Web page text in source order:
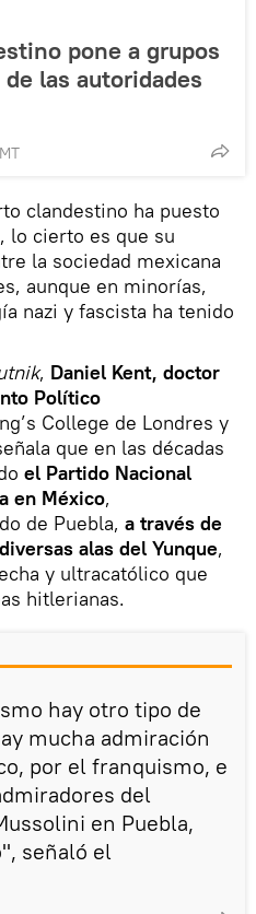
pone a grupos
las autoridades
clandestino ha puesto
lo cierto es que su
la sociedad mexicana
aunque en minorías,
nazi y fascista ha tenido
, Daniel Kent, doctor
Político
College de Londres y
que en las décadas
el Partido Nacional
en México,
de Puebla, a través de
alas del Yunque,
y ultracatólico que
hitlerianas.
hay otro tipo de
mucha admiración
por el franquismo, e
del
en Puebla,
señaló el